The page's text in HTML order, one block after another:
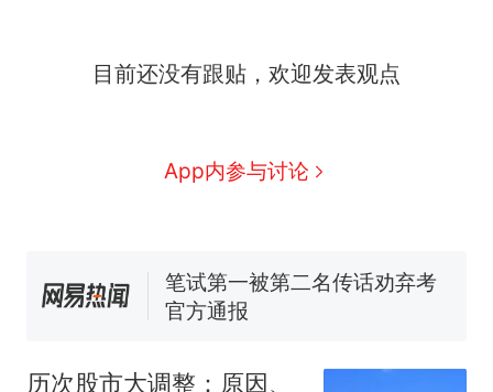
目前还没有跟贴，欢迎发表观点
App内参与讨论
热
那个在床头放菜刀的女孩，
因老师一句“跟我回家”改写了
协会回应
笔试第一被第二名传话劝弃考
官方通报
试前13名均遭淘汰？教育局：
历次股市大调整：原因、